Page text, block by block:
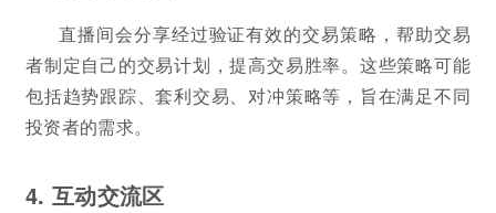
直播间会分享经过验证有效的交易策略，帮助交易
者制定自己的交易计划，提高交易胜率。这些策略可能
包括趋势跟踪、套利交易、对冲策略等，旨在满足不同
投资者的需求。
4. 互动交流区